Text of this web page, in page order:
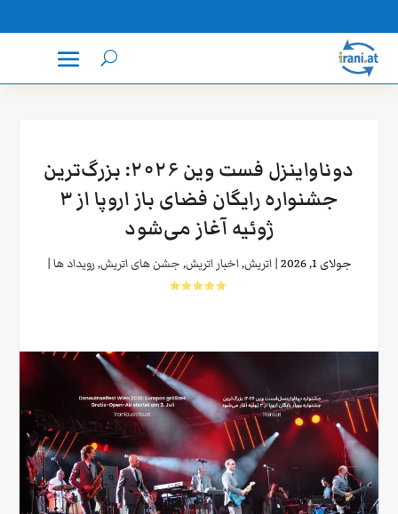
دوناواینزل‌ فست وین ۲۰۲۶: بزرگ‌ترین
جشنواره رایگان فضای باز اروپا از ۳
ژوئیه آغاز می‌شود
جولای 1, 2026 |اتریش,اخبار اتریش,جشن های اتریش,رویداد ها|